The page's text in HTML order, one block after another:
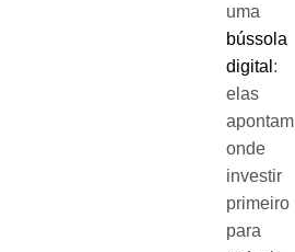
uma
bússola
digital :
elas
apontam
onde
investir
primeiro
para